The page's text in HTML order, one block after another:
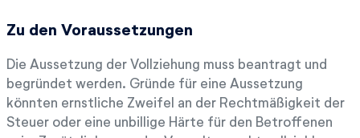
Zu den Voraussetzungen
Die Aussetzung der Vollziehung muss beantragt und
begründet werden. Gründe für eine Aussetzung
könnten ernstliche Zweifel an der Rechtmäßigkeit der
Steuer oder eine unbillige Härte für den Betroffenen